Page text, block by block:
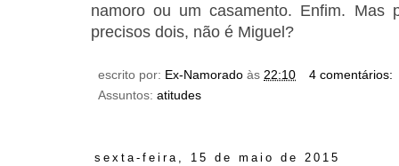
namoro ou um casamento. Enfim. Mas
precisos dois, não é Miguel?
escrito por: Ex-Namorado às 22:10
4 comentários:
Assuntos: atitudes
sexta-feira, 15 de maio de 2015